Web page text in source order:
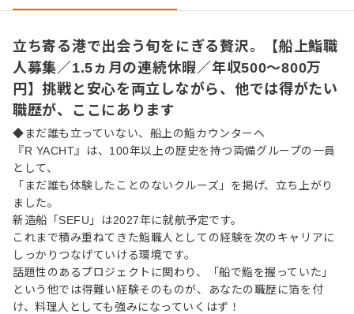
立ち寄る港で出会う旬をにぎる贅沢。【船上鮨職
人募集／1.5ヵ月の連続休暇／年収500～800万
円】挑戦と安心を両立しながら、他では得がたい
職歴が、ここにあります
◆まだ誰も立っていない、船上の鮨カウンターへ
『R YACHT』は、100年以上の歴史を持つ両備グループの一員
として、
「まだ誰も体験したことのないクルーズ」を掲げ、立ち上がり
ました。
新造船「SEFU」は2027年に就航予定です。
これまで積み重ねてきた鮨職人としての経験を次のキャリアに
しっかりつなげていける環境です。
話題性のあるプロジェクトに関わり、「船で鮨を握っていた」
という他では得難い経験そのものが、あなたの職歴に箔を付
け、料理人としても強みになっていくはず！